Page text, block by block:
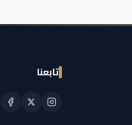
تابعنا